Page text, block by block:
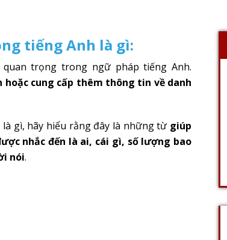
tiếng Anh là gì:
trọng trong ngữ pháp tiếng Anh.
cung cấp thêm thông tin về danh
gì, hãy hiểu rằng đây là những từ giúp
nhắc đến là ai, cái gì, số lượng bao
nói.